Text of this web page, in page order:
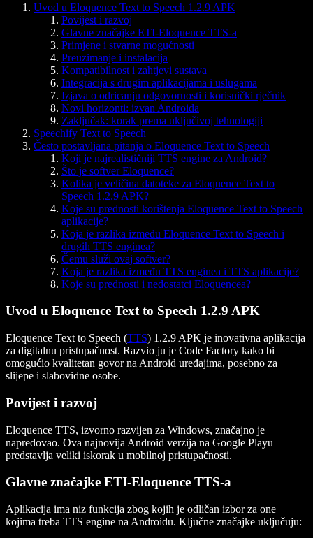
Uvod u Eloquence Text to Speech 1.2.9 APK
Povijest i razvoj
Glavne značajke ETI-Eloquence TTS-a
Primjene i stvarne mogućnosti
Preuzimanje i instalacija
Kompatibilnost i zahtjevi sustava
Integracija s drugim aplikacijama i uslugama
Izjava o odricanju odgovornosti i korisnički rječnik
Novi horizonti: izvan Androida
Zaključak: korak prema uključivoj tehnologiji
Speechify Text to Speech
Često postavljana pitanja o Eloquence Text to Speech
Koji je najrealističniji TTS engine za Android?
Što je softver Eloquence?
Kolika je veličina datoteke za Eloquence Text to
Speech 1.2.9 APK?
Koje su prednosti korištenja Eloquence Text to Speech
aplikacije?
Koja je razlika između Eloquence Text to Speech i
drugih TTS enginea?
Čemu služi ovaj softver?
Koja je razlika između TTS enginea i TTS aplikacije?
Koje su prednosti i nedostatci Eloquencea?
Uvod u Eloquence Text to Speech 1.2.9 APK
Eloquence Text to Speech (TTS) 1.2.9 APK je inovativna aplikacija
za digitalnu pristupačnost. Razvio ju je Code Factory kako bi
omogućio kvalitetan govor na Android uređajima, posebno za
slijepe i slabovidne osobe.
Povijest i razvoj
Eloquence TTS, izvorno razvijen za Windows, značajno je
napredovao. Ova najnovija Android verzija na Google Playu
predstavlja veliki iskorak u mobilnoj pristupačnosti.
Glavne značajke ETI-Eloquence TTS-a
Aplikacija ima niz funkcija zbog kojih je odličan izbor za one
kojima treba TTS engine na Androidu. Ključne značajke uključuju: